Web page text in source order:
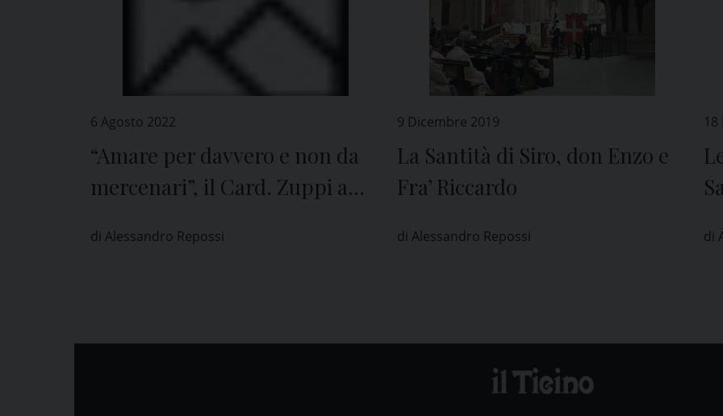
6 Agosto 2022
“Amare per davvero e non da
mercenari”, il Card. Zuppi a
di Alessandro Repossi
9 Dicembre 2019
La Santità di Siro, don Enzo e
Fra’ Riccardo
di Alessandro Repossi di